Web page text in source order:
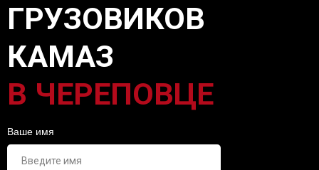
ГРУЗОВИКОВ
КАМАЗ
В ЧЕРЕПОВЦЕ
Ваше имя